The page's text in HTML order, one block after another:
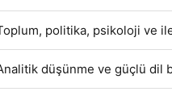
politika, psikoloji ve
düşünme ve güçlü dil